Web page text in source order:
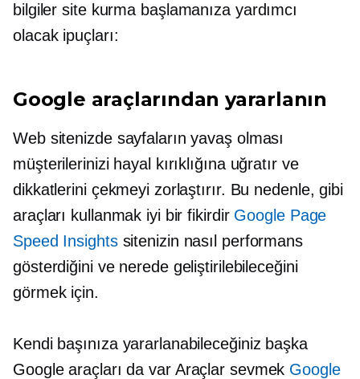
bilgilersite kurma başlamanıza yardımcı
olacak ipuçları:
Google araçlarından yararlanın
Web sitenizde sayfaların yavaş olması
müşterilerinizi hayal kırıklığına uğratır ve
dikkatlerini çekmeyi zorlaştırır. Bu nedenle, gibi
araçları kullanmak iyi bir fikirdir Google Page
Speed ​​Insightssitenizin nasıl performans
gösterdiğini ve nerede geliştirilebileceğini
görmek için.
Kendi başınıza yararlanabileceğiniz başka
Google araçları da var Araçlar sevmek Google